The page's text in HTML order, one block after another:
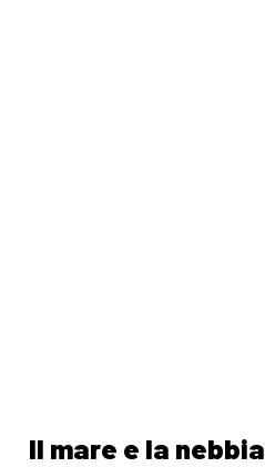
Il mare e la nebbia